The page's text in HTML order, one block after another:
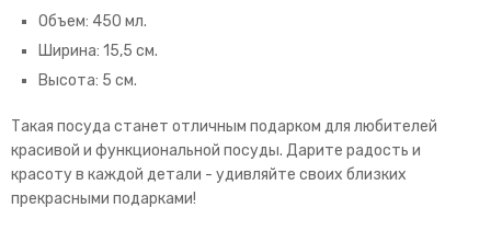
Объем: 450 мл.
Ширина: 15,5 см.
Высота: 5 см.
Такая посуда станет отличным подарком для любителей
красивой и функциональной посуды. Дарите радость и
красоту в каждой детали - удивляйте своих близких
прекрасными подарками!